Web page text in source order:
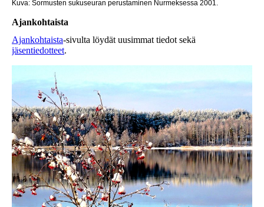
Kuva: Sormusten sukuseuran perustaminen Nurmeksessa 2001.
Ajankohtaista
Ajankohtaista-sivulta löydät uusimmat tiedot sekä
jäsentiedotteet.